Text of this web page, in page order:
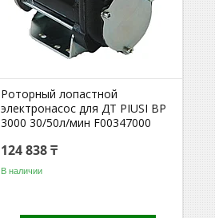
Роторный лопастной
электронасос для ДТ PIUSI BP
3000 30/50л/мин F00347000
124 838 ₸
В наличии